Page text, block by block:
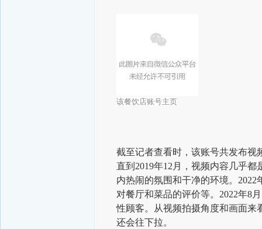
该餐饮店账号主页
截至记者查看时，该账号共发布视
直到2019年12月，视频内容几乎
内热闹的氛围和干净的环境。
对餐厅和菜品的评价等。 2022年8
性顾客。从视频拍摄角度和画面来
还会往下拉。